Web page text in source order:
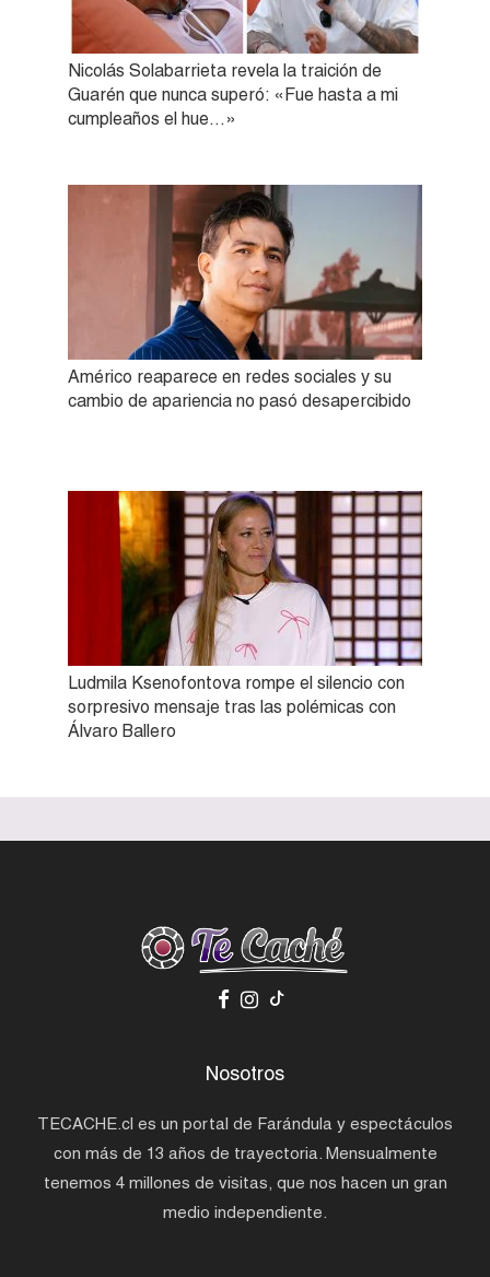
Nicolás Solabarrieta revela la traición de
Guarén que nunca superó: «Fue hasta a mi
cumpleaños el hue…»
Américo reaparece en redes sociales y su
cambio de apariencia no pasó desapercibido
Ludmila Ksenofontova rompe el silencio con
sorpresivo mensaje tras las polémicas con
Álvaro Ballero
Nosotros
TECACHE.cl es un portal de Farándula y espectáculos
con más de 13 años de trayectoria. Mensualmente
tenemos 4 millones de visitas, que nos hacen un gran
medio independiente.